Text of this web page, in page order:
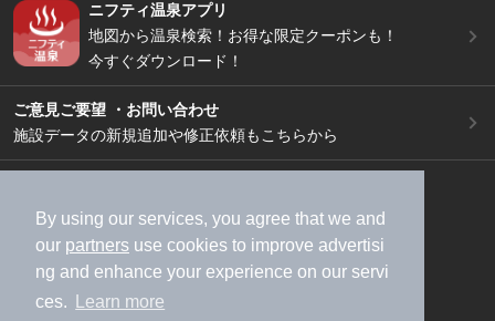
By using our services, you agree that we and
our partners use cookies to improve advertisi
ng and enhance your experience on our servi
ces.
Learn more
ニフティ温泉アプリ
地図から温泉検索！お得な限定クーポンも！
今すぐダウンロード！
ご意見ご要望 ・お問い合わせ
施設データの新規追加や修正依頼もこちらから
加盟店募集（資料請求）
広告出稿のご案内
利用規約
ライフスタイルMEMBERS+規約
特定商取引法に基づく表記
ヘルプ
採用情報
運営会社